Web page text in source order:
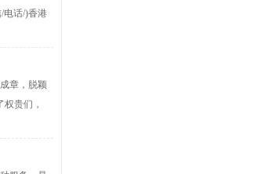
电话/)香港
章，脱颖
贵们，
地方上的